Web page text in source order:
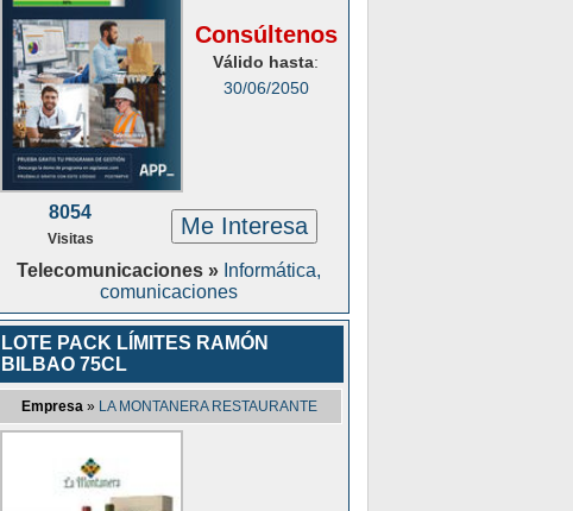
Consúltenos
Válido hasta:
30/06/2050
8054
Visitas Me Interesa
Telecomunicaciones » Informática,
comunicaciones
LOTE PACK LÍMITES RAMÓN
BILBAO 75CL
Empresa» LA MONTANERA RESTAURANTE